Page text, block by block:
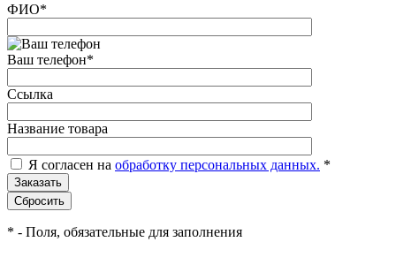
ФИО*
Ваш телефон*
Ссылка
Название товара
Я согласен на обработку персональных данных. *
* - Поля, обязательные для заполнения